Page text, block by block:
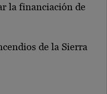
la financiación de
de la Sierra